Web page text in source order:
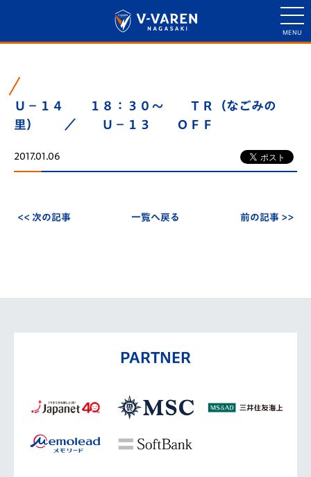
Ｕ－１４ １８：３０～ ＴＲ（なごみの
里） ／ Ｕ－１３ ＯＦＦ
2017.01.06
<< 次の記事 一覧へ戻る 前の記事 >>
PARTNER